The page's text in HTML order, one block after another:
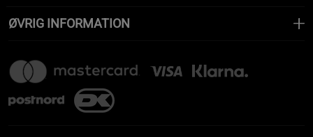
ØVRIG INFORMATION